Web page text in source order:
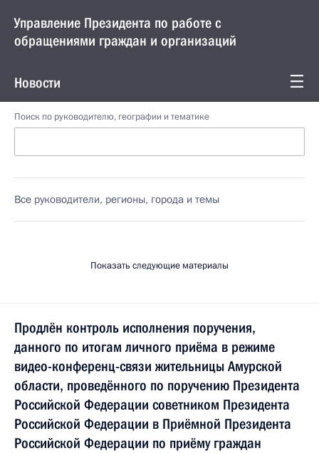
Управление Президента по работе с
обращениями граждан и организаций
Новости
Поиск по руководителю, географии и тематике
Все руководители, регионы, города и темы
Показать следующие материалы
Продлён контроль исполнения поручения,
данного по итогам личного приёма в режиме
видео-конференц-связи жительницы Амурской
области, проведённого по поручению Президента
Российской Федерации советником Президента
Российской Федерации в Приёмной Президента
Российской Федерации по приёму граждан